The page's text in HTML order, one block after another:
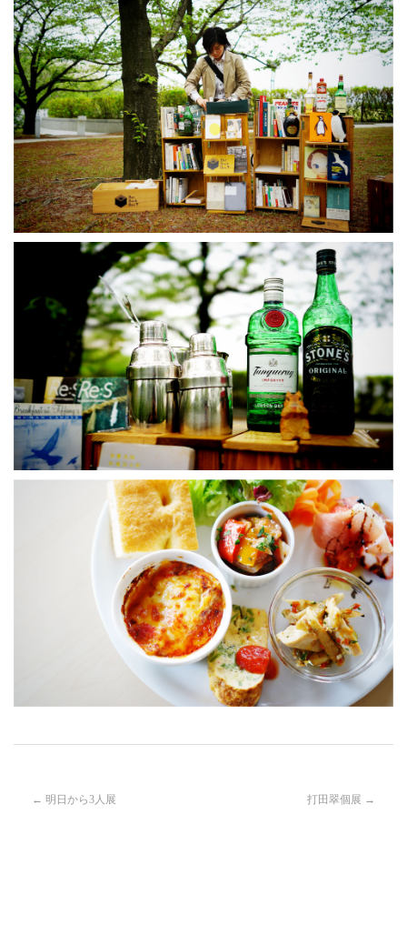
← 明日から3人展 打田翠個展 →